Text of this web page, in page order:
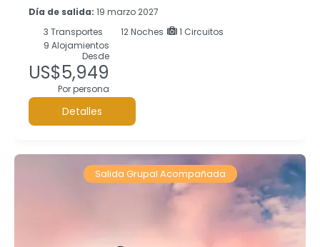
Día de salida: 19 marzo 2027
3 Transportes 12Noches
1 Circuitos
9 Alojamientos
Desde
US$5,949
Por persona
Detalles
Salida Grupal Acompañada